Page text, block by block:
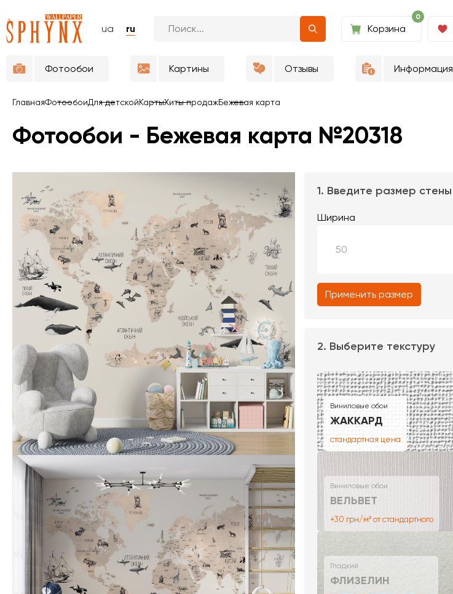
ua ru
0
Корзина
Фотообои Картины Отзывы Информация
ГлавнаяФотообоиДля детскойКартыХиты продажБежевая карта
Фотообои - Бежевая карта №20318
1. Введите размер стены
Ширина
Применить размер
2. Выберите текстуру
Виниловые обои
ЖАККАРД
стандартная цена
Виниловые обои
ВЕЛЬВЕТ
+30 грн/м² от стандартного
Гладкий
ФЛИЗЕЛИН